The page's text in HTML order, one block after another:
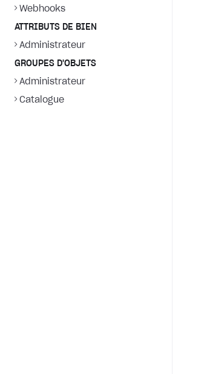
Webhooks
ATTRIBUTS DE BIEN
Administrateur
GROUPES D'OBJETS
Administrateur
Catalogue